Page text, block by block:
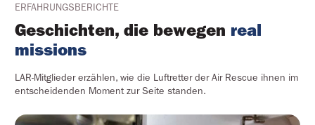
ERFAHRUNGSBERICHTE
Geschichten, die bewegen real
missions
LAR-Mitglieder erzählen, wie die Luftretter der Air Rescue ihnen im
entscheidenden Moment zur Seite standen.